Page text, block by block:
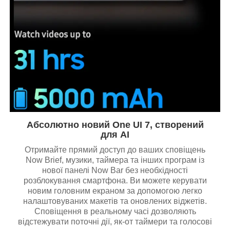
Абсолютно новий One UI 7, створений
для AI
Отримайте прямий доступ до ваших сповіщень
Now Brief, музики, таймера та інших програм із
нової панелі Now Bar без необхідності
розблокування смартфона. Ви можете керувати
новим головним екраном за допомогою легко
налаштовуваних макетів та оновлених віджетів.
Сповіщення в реальному часі дозволяють
відстежувати поточні дії, як-от таймери та голосові